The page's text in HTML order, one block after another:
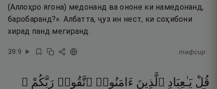
(Аллоҳро ягона) медонанд ва ононе ки намедонанд,
баробаранд?». Албатта, ҷуз ин нест, ки соҳибони
хирад панд мегиранд.
39:9 тафсир
قُلْ يَـٰعِبَادِ ٱلَّذِينَ ءَامَنُوا۟ ٱتَّقُوا۟ رَبَّكُمْ ۚ